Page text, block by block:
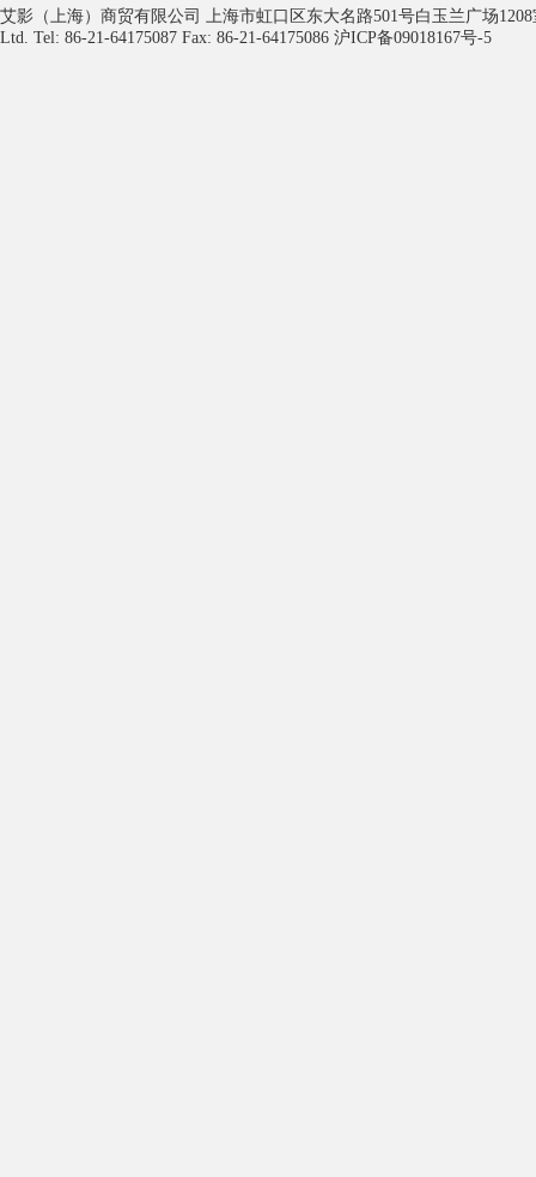
艾影（上海）商贸有限公司 上海市虹口区东大名路501号白玉兰广场1208
Ltd. Tel: 86-21-64175087 Fax: 86-21-64175086 沪ICP备09018167号-5